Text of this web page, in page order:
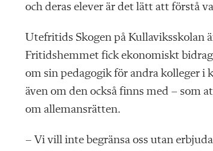
och deras elever är det lätt att förstå
Utefritids Skogen på Kullaviksskolan
Fritidshemmet fick ekonomiskt
om sin pedagogik för andra kolleger i
även om den också finns med – som
om allemansrätten.
– Vi vill inte begränsa oss utan